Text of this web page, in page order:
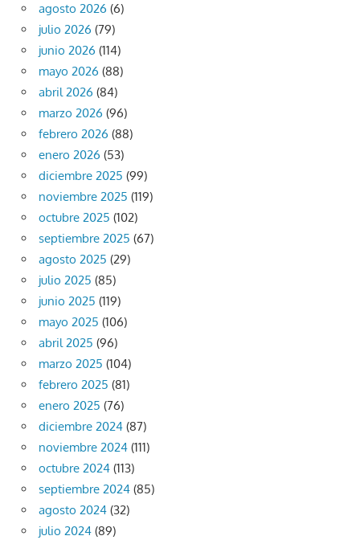
agosto 2026 (6)
julio 2026 (79)
junio 2026 (114)
mayo 2026 (88)
abril 2026 (84)
marzo 2026 (96)
febrero 2026 (88)
enero 2026 (53)
diciembre 2025 (99)
noviembre 2025 (119)
octubre 2025 (102)
septiembre 2025 (67)
agosto 2025 (29)
julio 2025 (85)
junio 2025 (119)
mayo 2025 (106)
abril 2025 (96)
marzo 2025 (104)
febrero 2025 (81)
enero 2025 (76)
diciembre 2024 (87)
noviembre 2024 (111)
octubre 2024 (113)
septiembre 2024 (85)
agosto 2024 (32)
julio 2024 (89)